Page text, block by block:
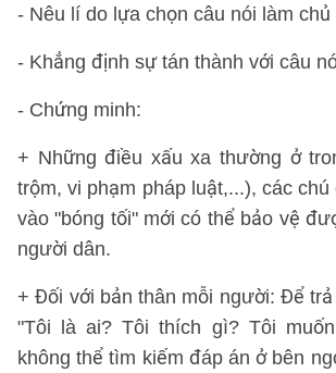
- Nêu lí do lựa chọn câu nói làm
- Khẳng định sự tán thành với câu
- Chứng minh:
+ Những điều xấu xa thường ở
trộm, vi phạm pháp luật,...), các
vào "bóng tối" mới có thể bảo vệ
người dân.
+ Đối với bản thân mỗi người: Để
"Tôi là ai? Tôi thích gì? Tôi
không thể tìm kiếm đáp án ở bên